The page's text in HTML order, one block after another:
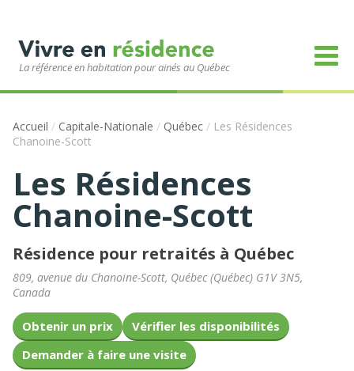
La référence en habitation pour ainés au Québec
Accueil / Capitale-Nationale / Québec / Les Résidences
Chanoine-Scott
Les Résidences
Chanoine-Scott
Résidence pour retraités à Québec
809, avenue du Chanoine-Scott, Québec(Québec) G1V 3N5,
Canada
Obtenir un prix
Vérifier les disponibilités
Demander à faire une visite